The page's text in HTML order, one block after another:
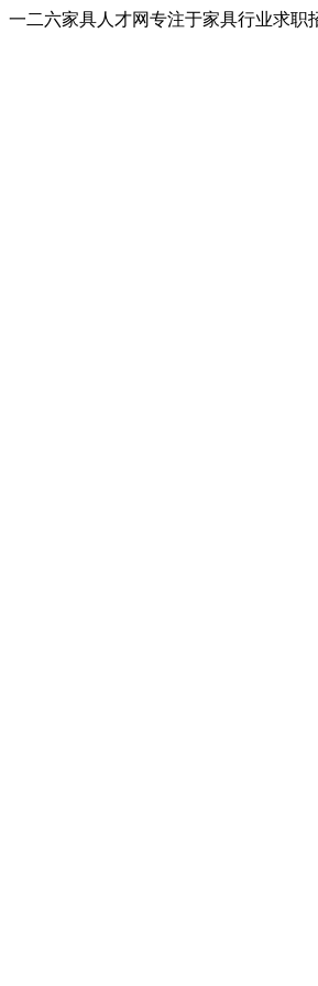
一二六家具人才网专注于家具行业求职